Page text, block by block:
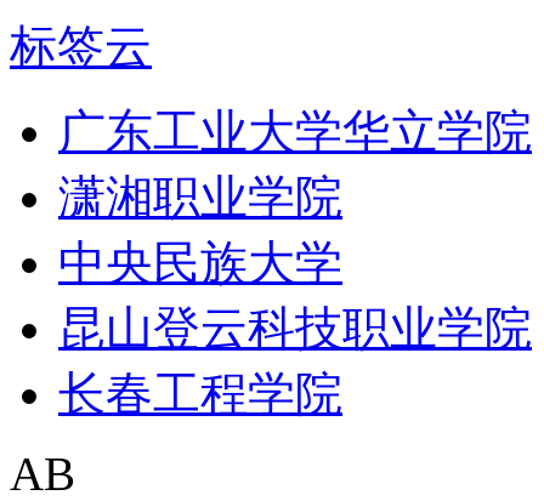
标签云
广东工业大学华立学院
潇湘职业学院
中央民族大学
昆山登云科技职业学院
长春工程学院
AB